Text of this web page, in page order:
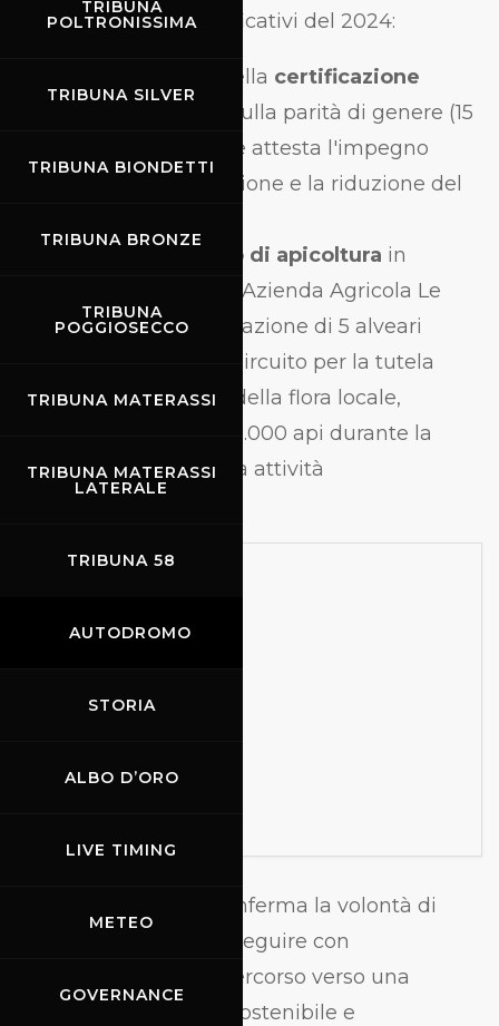
TRIBUNA
POLTRONISSIMA
TRIBUNA SILVER
TRIBUNA BIONDETTI
TRIBUNA BRONZE
TRIBUNA
POGGIOSECCO
TRIBUNA MATERASSI
TRIBUNA MATERASSI
LATERALE
TRIBUNA 58
AUTODROMO
STORIA
ALBO D’ORO
LIVE TIMING
METEO
GOVERNANCE
Tra i risultati più significativi del 2024:
Il conseguimento della certificazione
sulla parità di genere (15
dicembre 2024), che attesta l'impegno
concreto per l'inclusione e la riduzione del
progetto di apicoltura in
collaborazione con l'Azienda Agricola Le
Pecchie, con l'installazione di 5 alveari
nell'area verde del Circuito per la tutela
della biodiversità e della flora locale,
ospitando fino a 450.000 api durante la
stagione di massima attività
Il Rendiconto 2024 conferma la volontà di
Mugello Circuit di proseguire con
determinazione nel percorso verso una
gestione sempre più sostenibile e